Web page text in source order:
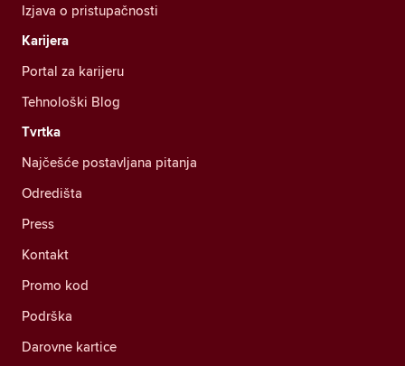
Izjava o pristupačnosti
Karijera
Portal za karijeru
Tehnološki Blog
Tvrtka
Najčešće postavljana pitanja
Odredišta
Press
Kontakt
Promo kod
Podrška
Darovne kartice